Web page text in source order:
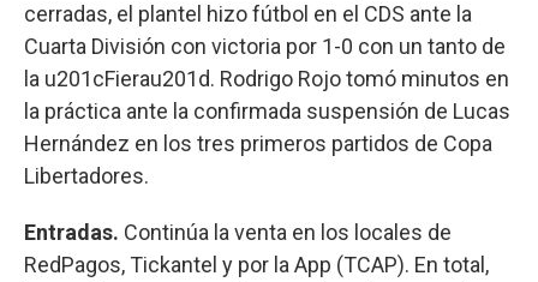
cerradas, el plantel hizo fútbol en el CDS ante la
Cuarta División con victoria por 1-0 con un tanto de
la u201cFierau201d. Rodrigo Rojo tomó minutos en
la práctica ante la confirmada suspensión de Lucas
Hernández en los tres primeros partidos de Copa
Libertadores.
Entradas. Continúa la venta en los locales de
RedPagos, Tickantel y por la App (TCAP). En total,